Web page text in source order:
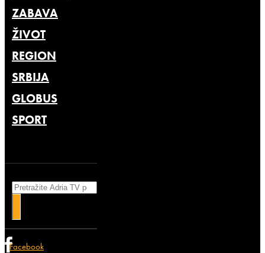
ZABAVA
ŽIVOT
REGION
SRBIJA
GLOBUS
SPORT
Facebook